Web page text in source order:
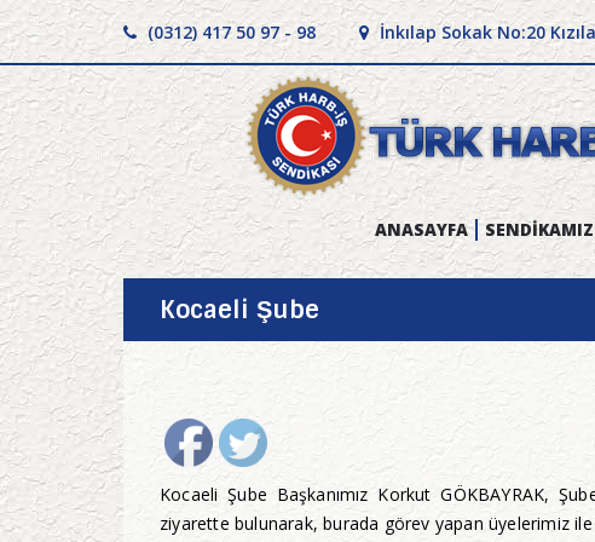
(0312) 417 50 97 - 98 İnkılap Sokak No:20
ANASAYFA SENDİKAMIZ
Kocaeli Şube
Kocaeli Şube Başkanımız Korkut GÖKBAYRAK,
ziyarette bulunarak, burada görev yapan üyelerimiz